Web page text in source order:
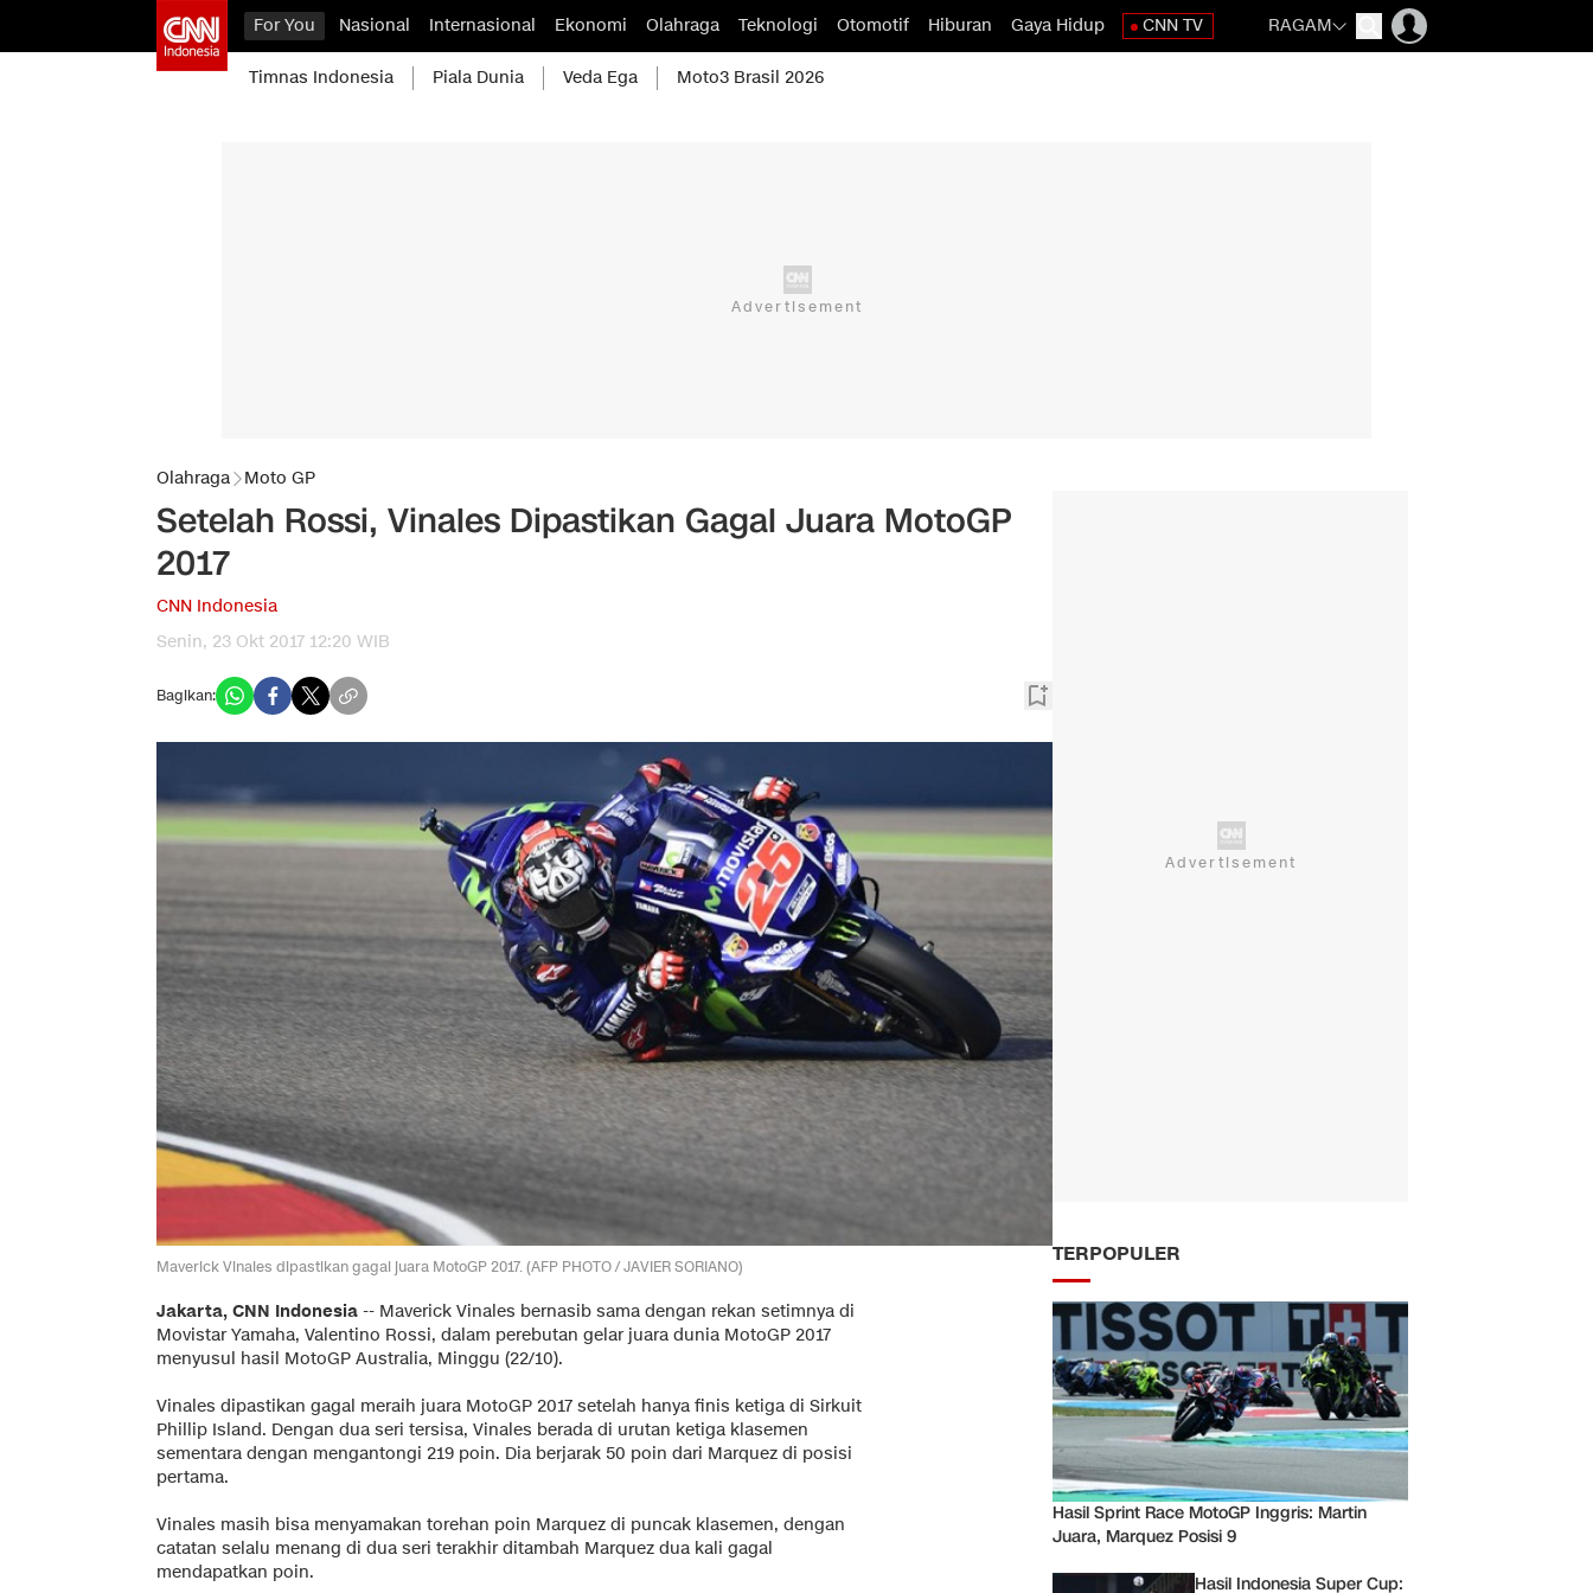
For You Nasional Internasional Ekonomi Olahraga Teknologi Otomotif Hiburan Gaya Hidup CNN TV RAGAM
Timnas Indonesia Piala Dunia Veda Ega Moto3 Brasil 2026
Olahraga Moto GP
Setelah Rossi, Vinales Dipastikan Gagal Juara MotoGP
2017
CNN Indonesia
Senin, 23 Okt 2017 12:20 WIB
Bagikan:
Maverick Vinales dipastikan gagal juara MotoGP 2017. (AFP PHOTO / JAVIER SORIANO)
Jakarta, CNN Indonesia -- Maverick Vinales bernasib sama dengan rekan setimnya di
Movistar Yamaha, Valentino Rossi, dalam perebutan gelar juara dunia MotoGP 2017
menyusul hasil MotoGP Australia, Minggu (22/10).
Vinales dipastikan gagal meraih juara MotoGP 2017 setelah hanya finis ketiga di Sirkuit
Phillip Island. Dengan dua seri tersisa, Vinales berada di urutan ketiga klasemen
sementara dengan mengantongi 219 poin. Dia berjarak 50 poin dari Marquez di posisi
pertama.
Vinales masih bisa menyamakan torehan poin Marquez di puncak klasemen, dengan
catatan selalu menang di dua seri terakhir ditambah Marquez dua kali gagal
mendapatkan poin.
TERPOPULER
Hasil Sprint Race MotoGP Inggris: Martin
Juara, Marquez Posisi 9
Hasil Indonesia Super Cup: